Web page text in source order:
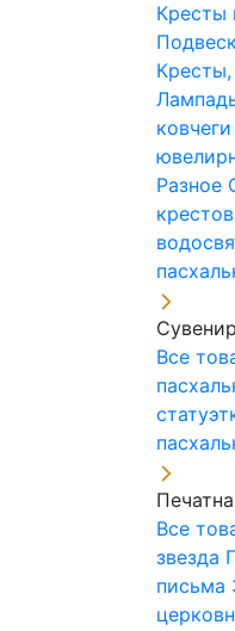
Кресты
Разное
Все
Все
звезда
письма